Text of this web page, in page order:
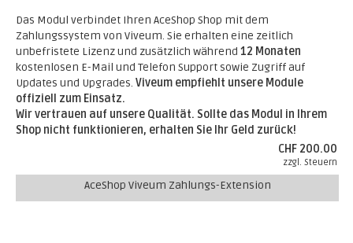
Das Modul verbindet Ihren AceShop Shop mit dem
Zahlungssystem von Viveum. Sie erhalten eine zeitlich
unbefristete Lizenz und zusätzlich während 12 Monaten
kostenlosen E-Mail und Telefon Support sowie Zugriff auf
Updates und Upgrades. Viveum empfiehlt unsere Module
offiziell zum Einsatz.
Wir vertrauen auf unsere Qualität. Sollte das Modul in Ihrem
Shop nicht funktionieren, erhalten Sie Ihr Geld zurück!
CHF 200.00
zzgl. Steuern
AceShop Viveum Zahlungs-Extension